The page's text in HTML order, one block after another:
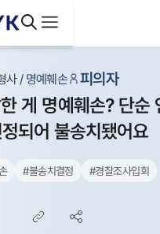
사 / 명예훼손 피의자
게 명예훼손? 단순
되어 불송치됐어요
#불송치결정 #경찰조사입회